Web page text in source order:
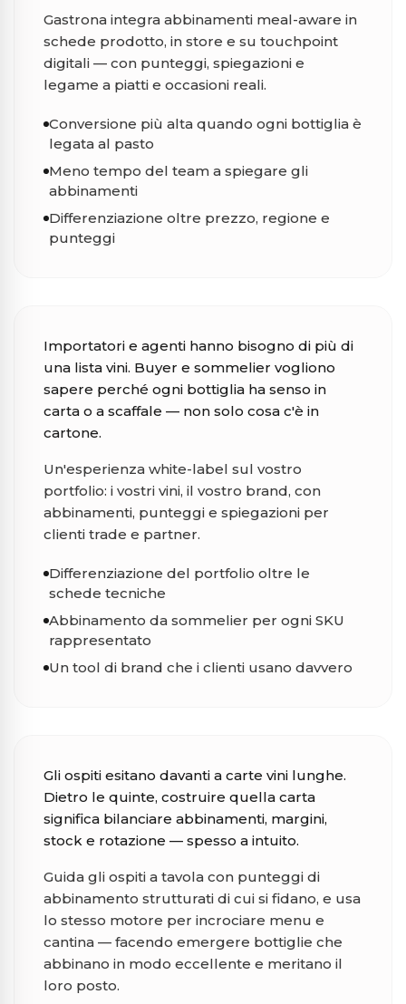
Gastrona integra abbinamenti meal-aware in
schede prodotto, in store e su touchpoint
digitali — con punteggi, spiegazioni e
legame a piatti e occasioni reali.
Conversione più alta quando ogni bottiglia è
legata al pasto
Meno tempo del team a spiegare gli
abbinamenti
Differenziazione oltre prezzo, regione e
punteggi
Importatori e agenti hanno bisogno di più di
una lista vini. Buyer e sommelier vogliono
sapere perché ogni bottiglia ha senso in
carta o a scaffale — non solo cosa c'è in
cartone.
Un'esperienza white-label sul vostro
portfolio: i vostri vini, il vostro brand, con
abbinamenti, punteggi e spiegazioni per
clienti trade e partner.
Differenziazione del portfolio oltre le
schede tecniche
Abbinamento da sommelier per ogni SKU
rappresentato
Un tool di brand che i clienti usano davvero
Gli ospiti esitano davanti a carte vini lunghe.
Dietro le quinte, costruire quella carta
significa bilanciare abbinamenti, margini,
stock e rotazione — spesso a intuito.
Guida gli ospiti a tavola con punteggi di
abbinamento strutturati di cui si fidano, e usa
lo stesso motore per incrociare menu e
cantina — facendo emergere bottiglie che
abbinano in modo eccellente e meritano il
loro posto.